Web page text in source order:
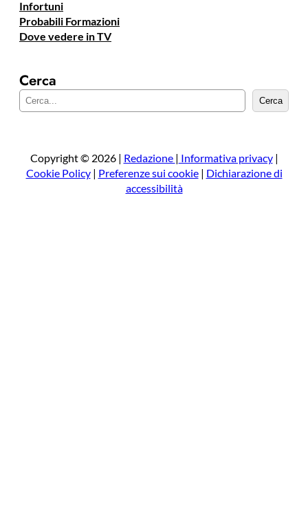
Infortuni
Probabili Formazioni
Dove vedere in TV
Cerca
e
a
Cerca
Copyright © 2026 | Redazione | Informativa privacy|
Cookie Policy| Preferenze sui cookie| Dichiarazione di
accessibilità